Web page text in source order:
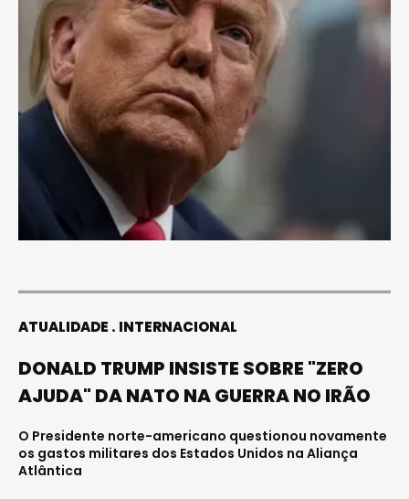
ATUALIDADE INTERNACIONAL
DONALD TRUMP INSISTE SOBRE "ZERO
AJUDA" DA NATO NA GUERRA NO IRÃO
O Presidente norte-americano questionou novamente
os gastos militares dos Estados Unidos na Aliança
Atlântica